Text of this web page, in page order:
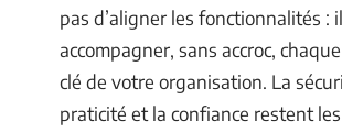
pas d’aligner les fonctionnalités :
accompagner, sans accroc,
clé de votre organisation. La
praticité et la confiance restent